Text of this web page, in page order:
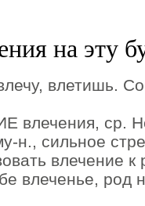
на эту
влетишь.
влечения, ср.
н., сильное
влечение к
влеченье, род